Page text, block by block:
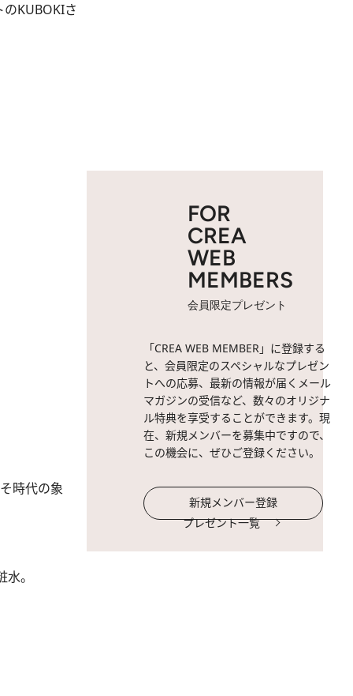
KUBOKIさ
時代の象
。
FOR
CREA
WEB
MEMBERS
会員限定プレゼント
「CREA WEB MEMBER」に登録する
と、会員限定のスペシャルなプレゼン
トへの応募、最新の情報が届くメール
マガジンの受信など、数々のオリジナ
ル特典を享受することができます。現
在、新規メンバーを募集中ですので、
この機会に、ぜひご登録ください。
新規メンバー登録
プレゼント一覧